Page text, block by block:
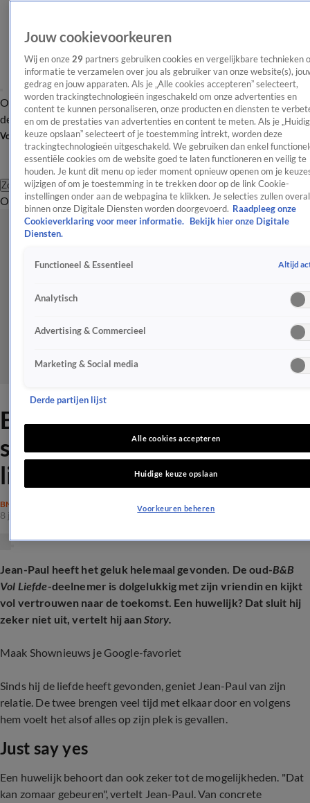
OverzichtAfleveringen Entertainment TV Algemeen
Tip
de redactieNieuwsbrief
Volg Shownieuws
Zoeken
OverzichtEntertainmentSpraakmakendRealityCrimeVideo's
B&B Vol Liefde-Jean Paul
sluit huwelijk met zijn grote
liefde Fabienne niet uit
BN'ERS
8 juli 2026, 16:13
Jean-Paul heeft het geluk helemaal gevonden. De oud-B&B
Vol Liefde-deelnemer is dolgelukkig met zijn vriendin en kijkt
vol vertrouwen naar de toekomst. Een huwelijk? Dat sluit hij
zeker niet uit, vertelt hij aan Story.
Maak Shownieuws je Google-favoriet
Sinds hij de liefde heeft gevonden, geniet Jean-Paul van zijn
relatie. De twee brengen veel tijd met elkaar door en volgens
hem voelt het alsof alles op zijn plek is gevallen.
Just say yes
Een huwelijk behoort dan ook zeker tot de mogelijkheden. "Dat
kan zomaar gebeuren", vertelt Jean-Paul. Van concrete
Jouw cookievoorkeuren
Wij en onze 29 partners gebruiken cookies en vergelijkbare technieken
informatie te verzamelen over jou als gebruiker van onze website(s),
gedrag en jouw apparaten. Als je „Alle cookies accepteren” selecteert,
worden trackingtechnologieën ingeschakeld om onze advertenties en
content te kunnen personaliseren, onze producten en diensten te
en om de prestaties van advertenties en content te meten. Als je
keuze opslaan” selecteert of je toestemming intrekt, worden deze
trackingtechnologieën uitgeschakeld. We gebruiken dan enkel
essentiële cookies om de website goed te laten functioneren en veilig te
houden. Je kunt dit menu op ieder moment opnieuw openen om je
wijzigen of om je toestemming in te trekken door op de link Cookie-
instellingen onder aan de webpagina te klikken. Je selecties zullen overal
binnen onze Digitale Diensten worden doorgevoerd. Raadpleeg onze
Cookieverklaring voor meer informatie.
Bekijk hier onze Digitale
Diensten.
Functioneel & Essentieel Altijd
Analytisch
Advertising & Commercieel
Marketing & Social media
Derde partijen lijst
Alle cookies accepteren
Huidige keuze opslaan
Voorkeuren beheren